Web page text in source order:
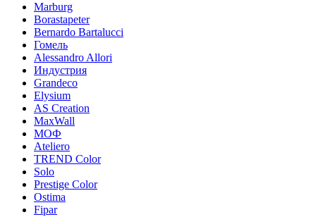
Marburg
Borastapeter
Bernardo Bartalucci
Гомель
Alessandro Allori
Индустрия
Grandeco
Elysium
AS Creation
MaxWall
МОФ
Ateliero
TREND Color
Solo
Prestige Color
Ostima
Fipar